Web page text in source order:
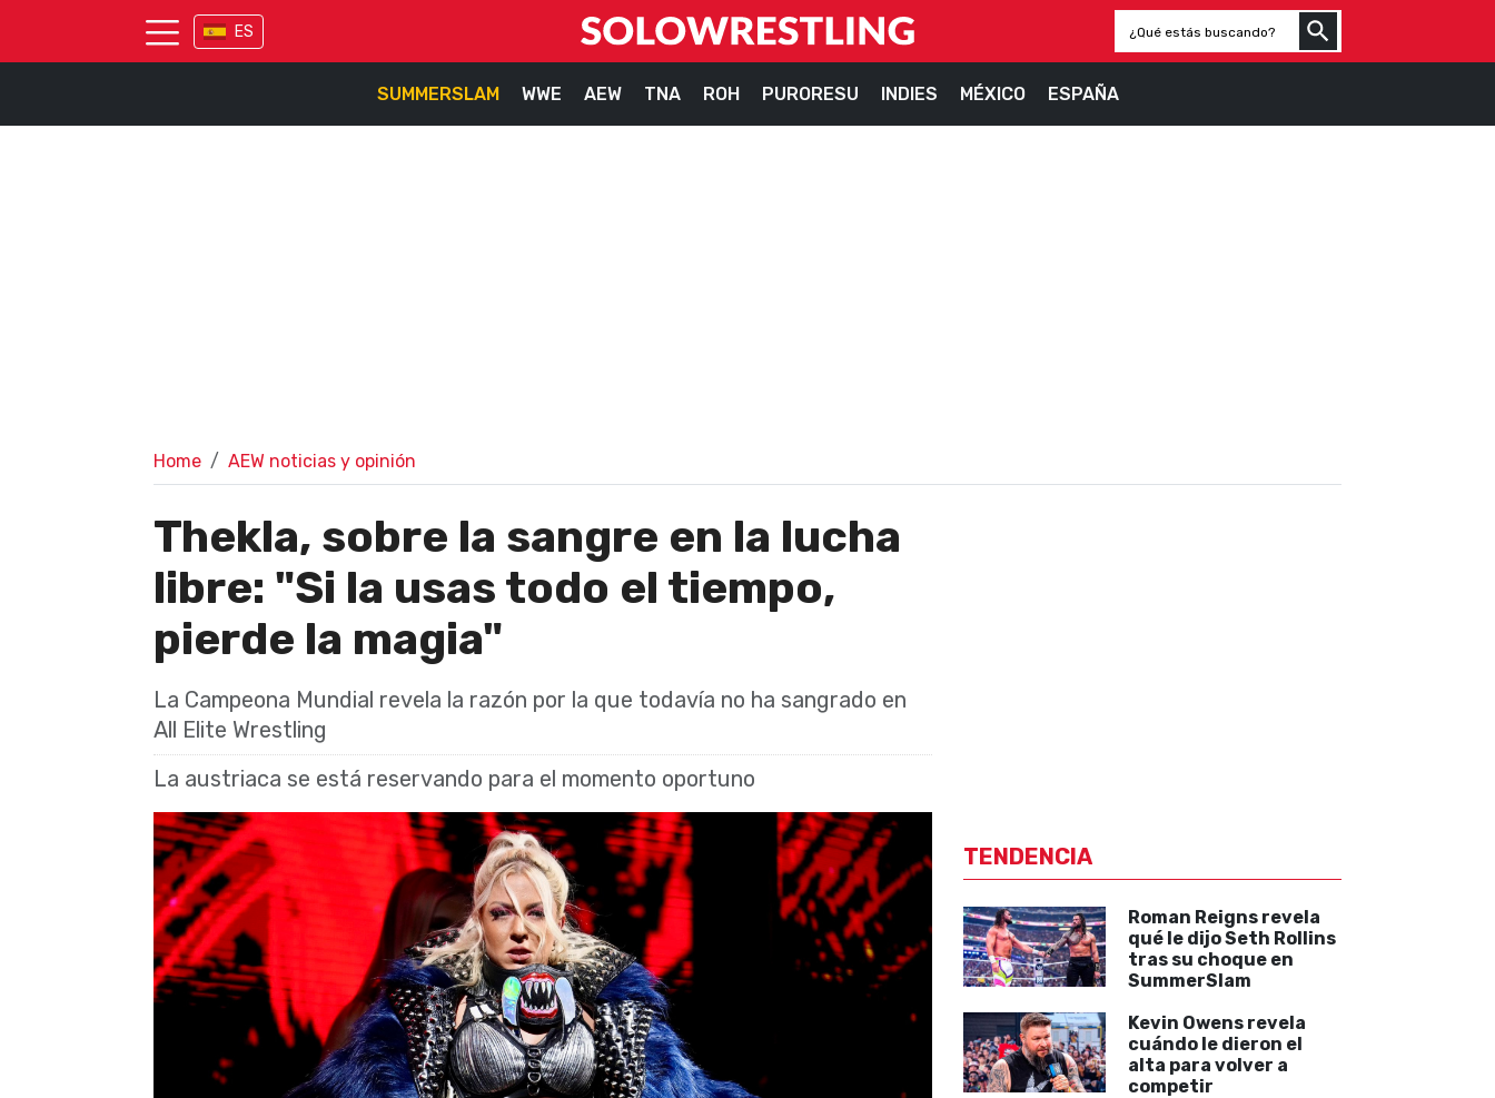
ES
SUMMERSLAM WWE AEW TNA ROH PURORESU INDIES MÉXICO ESPAÑA
Home AEW noticias y opinión
Thekla, sobre la sangre en la lucha
libre: "Si la usas todo el tiempo,
pierde la magia"
La Campeona Mundial revela la razón por la que todavía no ha sangrado en
All Elite Wrestling
La austriaca se está reservando para el momento oportuno
TENDENCIA
Roman Reigns revela
qué le dijo Seth Rollins
tras su choque en
SummerSlam
Kevin Owens revela
cuándo le dieron el
alta para volver a
competir